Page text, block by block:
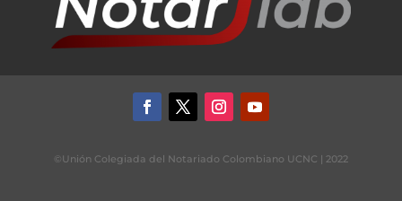
©Unión Colegiada del Notariado Colombiano UCNC | 2022